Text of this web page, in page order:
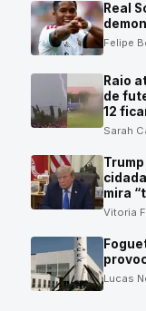
Real
Felipe
Raio
de
12
Sarah
mira
Vitoria
Lucas